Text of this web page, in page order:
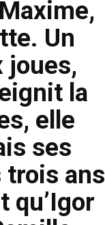
Un
joues,
la
elle
ses
trois ans
qu’Igor